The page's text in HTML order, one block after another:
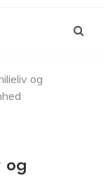
og
og